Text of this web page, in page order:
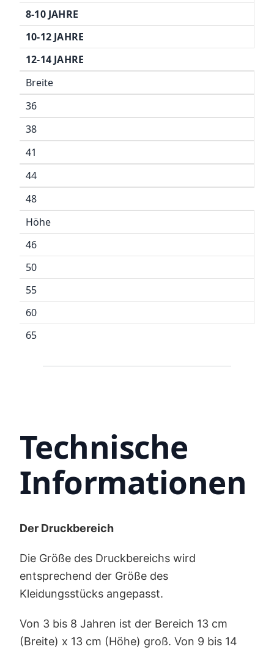
8-10 JAHRE
10-12 JAHRE
12-14 JAHRE
Breite
36
38
41
44
48
Höhe
46
50
55
60
65
Technische
Informationen
Der Druckbereich
Die Größe des Druckbereichs wird
entsprechend der Größe des
Kleidungsstücks angepasst.
Von 3 bis 8 Jahren ist der Bereich 13 cm
(Breite) x 13 cm (Höhe) groß. Von 9 bis 14